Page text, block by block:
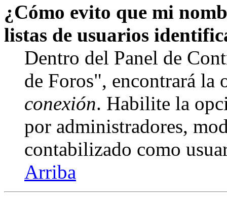
¿Cómo evito que mi
listas de usuarios
Dentro del Panel de
de Foros", encontrará la
conexión. Habilite la
por administradores,
contabilizado como
Arriba